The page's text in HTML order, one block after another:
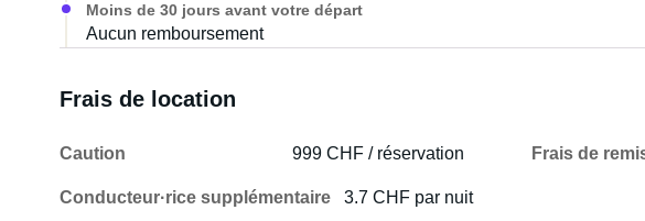
Moins de 30 jours avant votre départ
Aucun remboursement
Frais de location
Caution 999 CHF / réservation Frais de
Conducteur·rice supplémentaire 3.7 CHF par nuit